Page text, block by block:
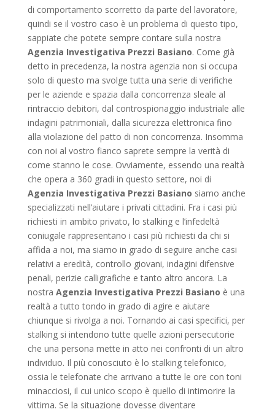
di comportamento scorretto da parte del lavoratore,
quindi se il vostro caso è un problema di questo tipo,
sappiate che potete sempre contare sulla nostra
Agenzia Investigativa Prezzi Basiano. Come già
detto in precedenza, la nostra agenzia non si occupa
solo di questo ma svolge tutta una serie di verifiche
per le aziende e spazia dalla concorrenza sleale al
rintraccio debitori, dal controspionaggio industriale alle
indagini patrimoniali, dalla sicurezza elettronica fino
alla violazione del patto di non concorrenza. Insomma
con noi al vostro fianco saprete sempre la verità di
come stanno le cose. Ovviamente, essendo una realtà
che opera a 360 gradi in questo settore, noi di
Agenzia Investigativa Prezzi Basiano siamo anche
specializzati nell’aiutare i privati cittadini. Fra i casi più
richiesti in ambito privato, lo stalking e l’infedeltà
coniugale rappresentano i casi più richiesti da chi si
affida a noi, ma siamo in grado di seguire anche casi
relativi a eredità, controllo giovani, indagini difensive
penali, perizie calligrafiche e tanto altro ancora. La
nostra Agenzia Investigativa Prezzi Basiano è una
realtà a tutto tondo in grado di agire e aiutare
chiunque si rivolga a noi. Tornando ai casi specifici, per
stalking si intendono tutte quelle azioni persecutorie
che una persona mette in atto nei confronti di un altro
individuo. Il più conosciuto è lo stalking telefonico,
ossia le telefonate che arrivano a tutte le ore con toni
minacciosi, il cui unico scopo è quello di intimorire la
vittima. Se la situazione dovesse diventare